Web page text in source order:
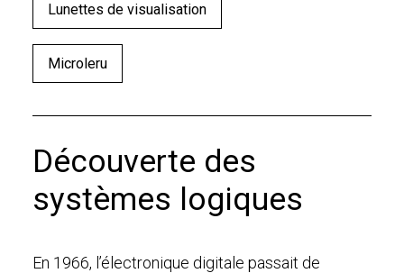
Lunettes de visualisation
Microleru
Découverte des
systèmes logiques
En 1966, l’électronique digitale passait de